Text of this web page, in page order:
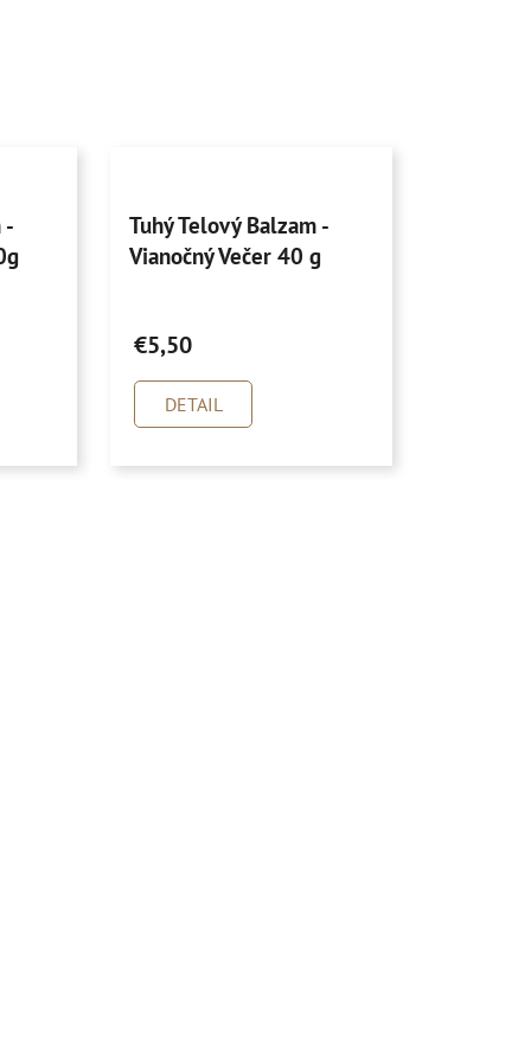
-
hodnotenie
produktu
z
5
hviezdičiek.
Tuhý Telový Balzam -
Vianočný Večer 40 g
€5,50
DETAIL